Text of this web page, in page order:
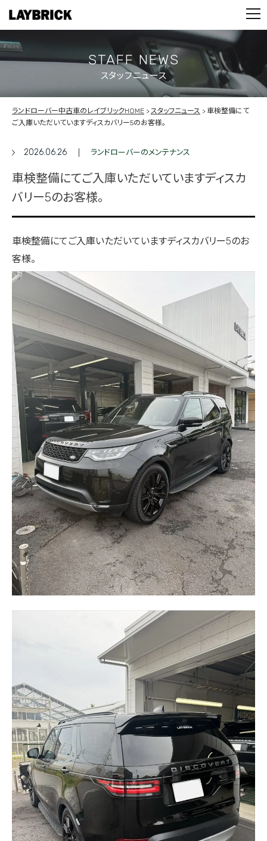
PARTS
CONTACT
PRIVACY POLICY
STAFF NEWS
スタッフニュース
ランドローバー中古車のレイブリックHOME スタッフニュース
車検整備にて
ご入庫いただいていますディスカバリー5のお客様。
2026.06.26 ランドローバーのメンテナンス
車検整備にてご入庫いただいていますディスカ
バリー5のお客様。
車検整備にてご入庫いただいていますディスカバリー5のお
客様。